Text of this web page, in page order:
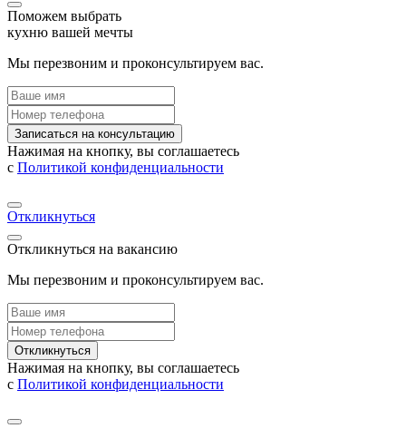
Поможем выбрать
кухню вашей мечты
Мы перезвоним и проконсультируем вас.
Записаться на консультацию
Нажимая на кнопку, вы соглашаетесь
с Политикой конфиденциальности
Откликнуться
Откликнуться на вакансию
Мы перезвоним и проконсультируем вас.
Откликнуться
Нажимая на кнопку, вы соглашаетесь
с Политикой конфиденциальности